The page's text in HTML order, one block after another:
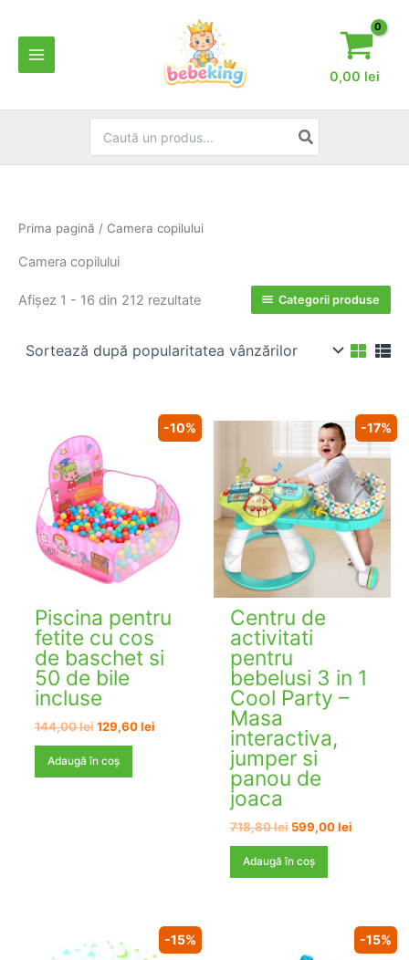
content
0,00 lei
for:
Prima pagină / Camera copilului
Camera copilului
Afișez 1 - 16 din 212 rezultateSortat Categorii produse
-10%
Piscina pentru
fetite cu cos
de baschet si
50 de bile
incluse
144,00lei Prețul
a
fost:
129,60leiPrețul
Adaugă în coș
-17%
Centru de
activitati
pentru
bebelusi 3 in 1
Cool Party –
Masa
interactiva,
jumper si
panou de
joaca
718,80lei Prețul
a
fost:
599,00leiPrețul
Adaugă în coș
-15% -15%